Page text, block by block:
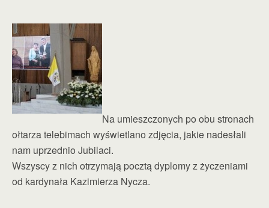
Na umieszczonych po obu stronach
ołtarza telebimach wyświetlano zdjęcia, jakie nadesłali
nam uprzednio Jubilaci.
Wszyscy z nich otrzymają pocztą dyplomy z życzeniami
od kardynała Kazimierza Nycza.